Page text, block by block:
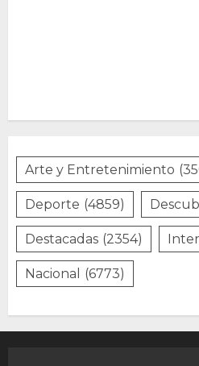
Arte y Entretenimiento
Deporte (4859)
Destacadas (2354)
Nacional (6773)